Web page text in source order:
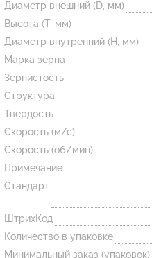
Огнеупорные
изделия
Скачать каталог
Тигель
Муфель
Черпак
Шербер
Трубка
Стержень
Пробка
Подставка
Диаметр внешний (D, мм)
Высота (T, мм)
Диаметр внутренний (H, мм)
Марка зерна
Зернистость
Структура
Твердость
Скорость (м/с)
Скорость (об/мин)
Примечание
Стандарт
ШтрихКод
Количество в упаковке
Минимальный заказ (упаковок)